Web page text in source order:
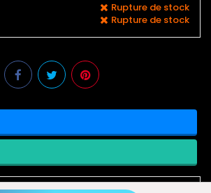
Rupture de stock
Rupture de stock